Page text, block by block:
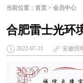
当前位置：首页 >会员中心
合肥雷士光环
2022-07-31 安徽照